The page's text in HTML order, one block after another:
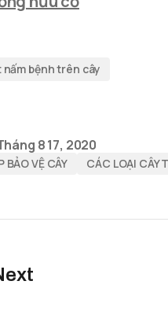
nấm bệnh trên cây
8 17, 2020
BẢO VỆ CÂY CÁC LOẠI CÂY